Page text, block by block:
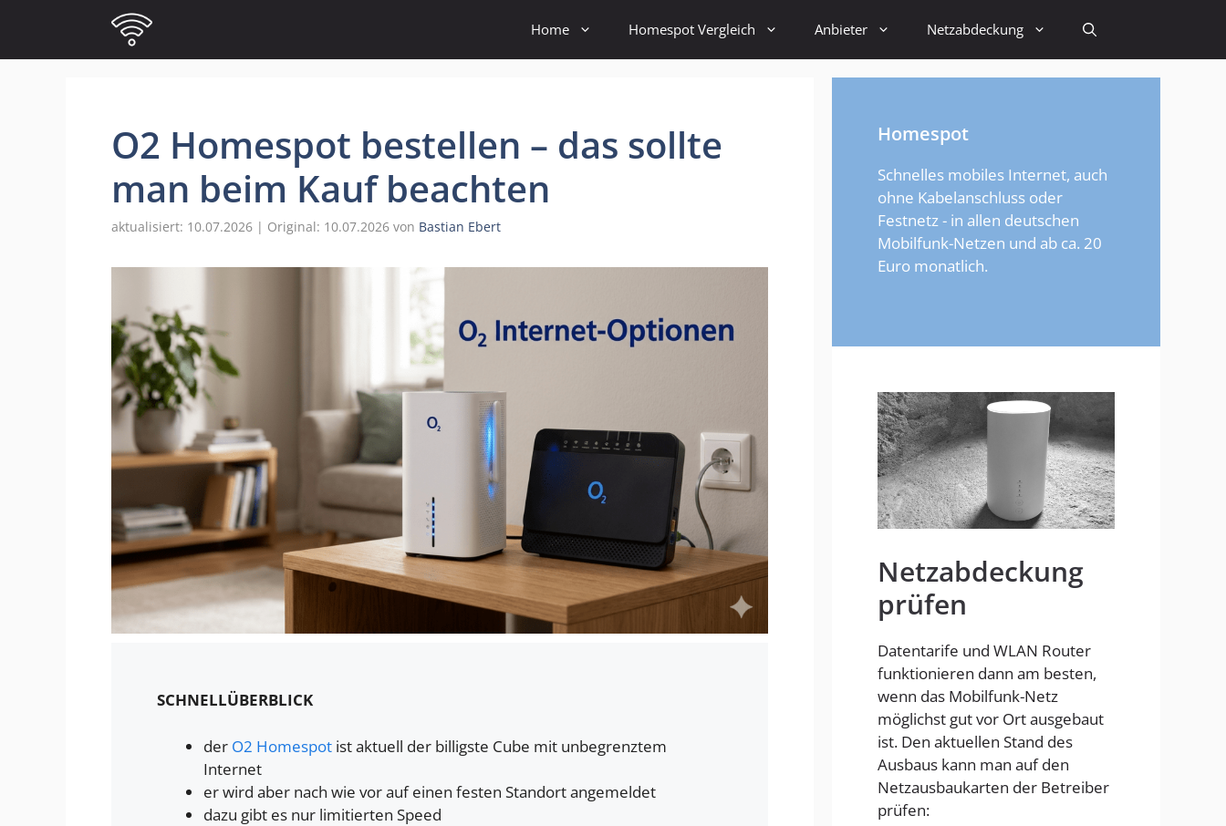
springen
Home Homespot Vergleich Anbieter Netzabdeckung
O2 Homespot bestellen – das sollte
man beim Kauf beachten
10.07.2026 10.07.2026 von Bastian Ebert
SCHNELLÜBERBLICK
der O2 Homespot ist aktuell der billigste Cube mit unbegrenztem
Internet
er wird aber nach wie vor auf einen festen Standort angemeldet
dazu gibt es nur limitierten Speed
Homespot
Schnelles mobiles Internet, auch
ohne Kabelanschluss oder
Festnetz - in allen deutschen
Mobilfunk-Netzen und ab ca. 20
Euro monatlich.
Netzabdeckung
prüfen
Datentarife und WLAN Router
funktionieren dann am besten,
wenn das Mobilfunk-Netz
möglichst gut vor Ort ausgebaut
ist. Den aktuellen Stand des
Ausbaus kann man auf den
Netzausbaukarten der Betreiber
prüfen: